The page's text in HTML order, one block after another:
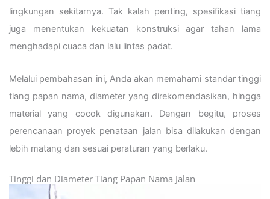
lingkungan sekitarnya. Tak kalah penting, spesifikasi tiang
juga menentukan kekuatan konstruksi agar tahan lama
menghadapi cuaca dan lalu lintas padat.
Melalui pembahasan ini, Anda akan memahami standar tinggi
tiang papan nama, diameter yang direkomendasikan, hingga
material yang cocok digunakan. Dengan begitu, proses
perencanaan proyek penataan jalan bisa dilakukan dengan
lebih matang dan sesuai peraturan yang berlaku.
Tinggi dan Diameter Tiang Papan Nama Jalan